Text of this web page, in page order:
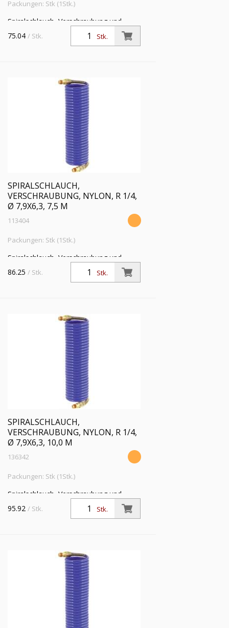
Packungen: Stk (1Stk.)
Spiralschlauch, Verschraubung und
Knickschutzfeder, Nylon 11 PA, R 1/4,
Schlauch-ø 7,9x6,3, PN bei 23 °C max.
Stk.
75.04 / Stk.
SPIRALSCHLAUCH,
VERSCHRAUBUNG, NYLON, R 1/4,
Ø 7,9X6,3, 7,5 M
113404
Packungen: Stk (1Stk.)
Spiralschlauch, Verschraubung und
Knickschutzfeder, Nylon 11 PA, R 1/4,
Schlauch-ø 7,9x6,3, PN bei 23 °C max.
Stk.
86.25 / Stk.
SPIRALSCHLAUCH,
VERSCHRAUBUNG, NYLON, R 1/4,
Ø 7,9X6,3, 10,0 M
136342
Packungen: Stk (1Stk.)
Spiralschlauch, Verschraubung und
Knickschutzfeder, Nylon 11 PA, R 1/4,
Schlauch-ø 7,9x6,3, PN bei 23 °C max.
Stk.
95.92 / Stk.